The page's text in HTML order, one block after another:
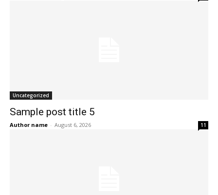
Uncategorized
Sample post title 5
Author name - August 6, 2026 11